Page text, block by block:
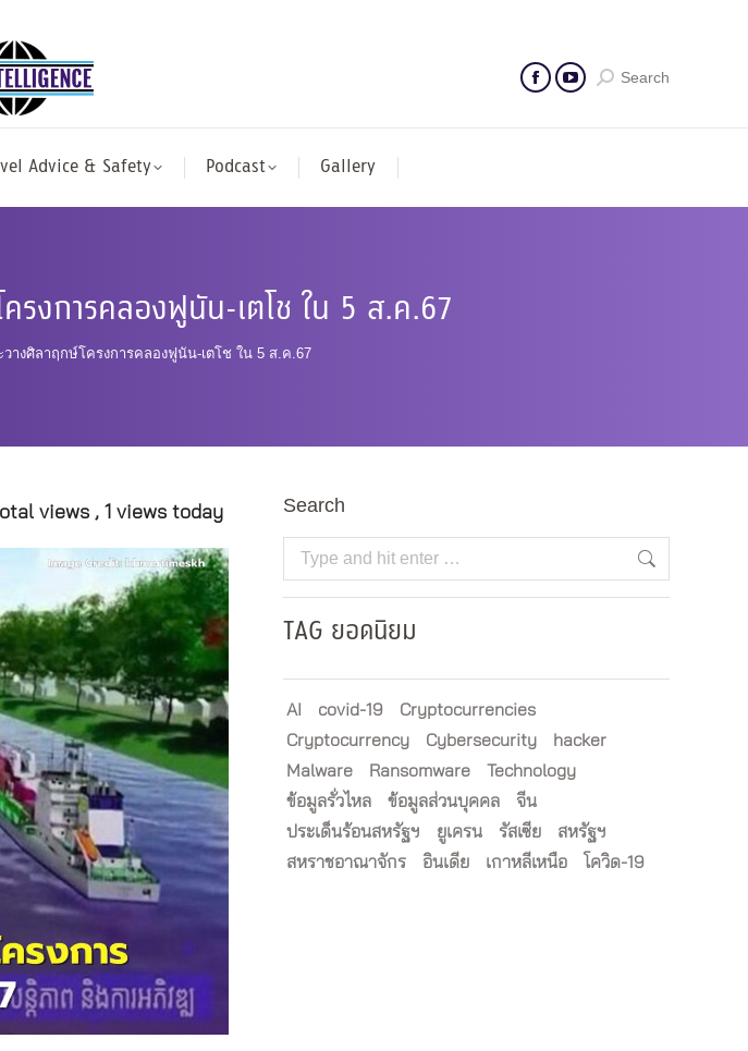
Search
Advice & Safety Podcast Gallery
รงการคลองฟูนัน-เตโช ใน 5 ส.ค.67
างศิลาฤกษ์โครงการคลองฟูนัน-เตโช ใน 5 ส.ค.67
views , 1 views today Search
Search:
TAG ยอดนิยม
AI covid-19
Cryptocurrencies
Cryptocurrency
Cybersecurity
hacker
Malware
Ransomware
Technology
ข้อมูลรั่วไหล
ข้อมูลส่วนบุคคล
จีน
ประเด็นร้อนสหรัฐฯ
ยูเครน รัสเซีย
สหรัฐฯ
สหราชอาณาจักร
อินเดีย เกาหลีเหนือ โควิด-19